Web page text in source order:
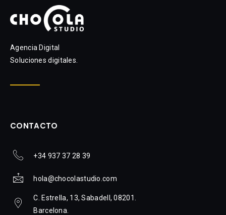
Agencia Digital
Soluciones digitales.
CONTACTO
+34 937 37 28 39
hola@chocolastudio.com
C. Estrella, 13, Sabadell, 08201.
Barcelona.